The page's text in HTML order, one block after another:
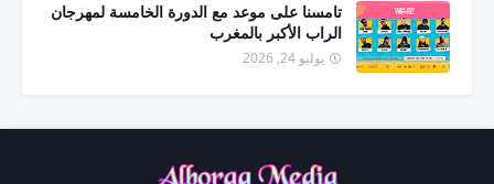
تامسنا على موعد مع الدورة الخامسة لمهرجان
الراب الأكبر بالمغرب
يوليو 24, 2026